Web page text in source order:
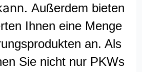
Außerdem bieten
Ihnen eine Menge
an. Als
Sie nicht nur PKWs